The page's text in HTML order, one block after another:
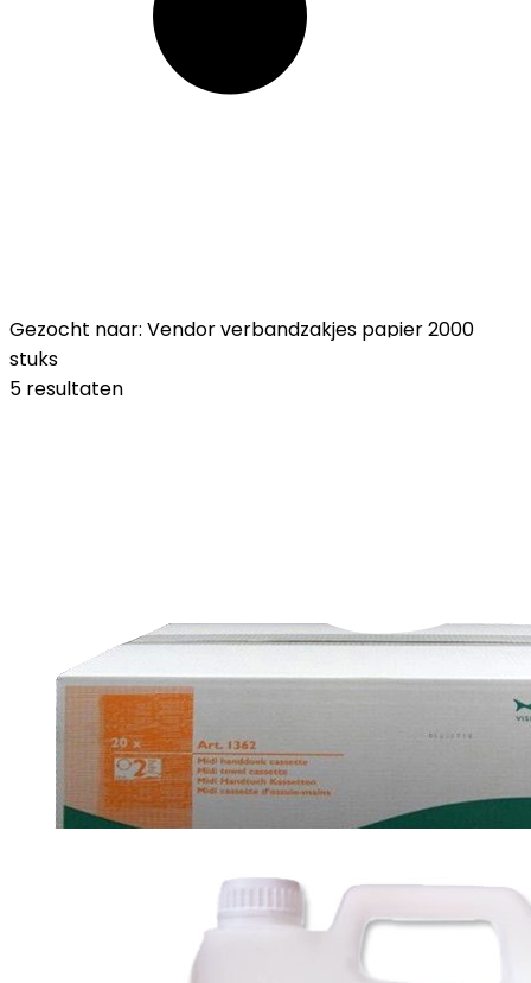
Gezocht naar: Vendor verbandzakjes papier 2000
stuks
5 resultaten